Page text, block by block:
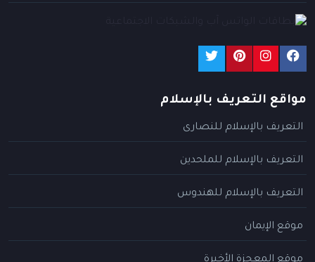
مواقع التعريف بالإسلام
التعريف بالإسلام للنصارى
التعريف بالإسلام للملحدين
التعريف بالإسلام للهندوس
موقع الإيمان